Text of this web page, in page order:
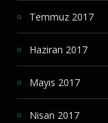
Temmuz 2017
Haziran 2017
Mayıs 2017
Nisan 2017